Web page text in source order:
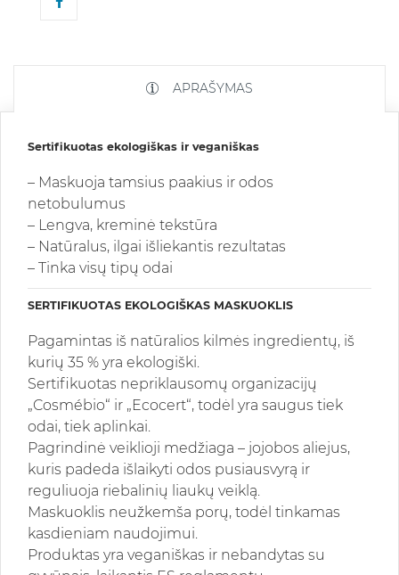
APRAŠYMAS
Sertifikuotas ekologiškas ir veganiškas
– Maskuoja tamsius paakius ir odos
netobulumus
– Lengva, kreminė tekstūra
– Natūralus, ilgai išliekantis rezultatas
– Tinka visų tipų odai
SERTIFIKUOTAS EKOLOGIŠKAS MASKUOKLIS
Pagamintas iš natūralios kilmės ingredientų, iš
kurių 35 % yra ekologiški.
Sertifikuotas nepriklausomų organizacijų
„Cosmébio“ ir „Ecocert“, todėl yra saugus tiek
odai, tiek aplinkai.
Pagrindinė veiklioji medžiaga – jojobos aliejus,
kuris padeda išlaikyti odos pusiausvyrą ir
reguliuoja riebalinių liaukų veiklą.
Maskuoklis neužkemša porų, todėl tinkamas
kasdieniam naudojimui.
Produktas yra veganiškas ir nebandytas su